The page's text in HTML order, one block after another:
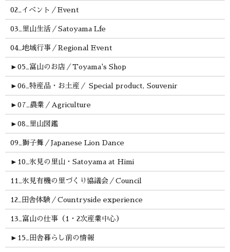
02_イベント／Event
03_里山生活／Satoyama Lfe
04_地域行事／Regional Event
► 05_富山のお店／Toyama's Shop
► 06_特産品・お土産／ Special product, Souvenir
► 07_農業／Agriculture
► 08_里山図鑑
09_獅子舞／Japanese Lion Dance
► 10_氷見の里山・Satoyama at Himi
11_氷見有機の里づくり協議会／Council
12_田舎体験／Countryside experience
13_富山の仕事（1・2次産業中心）
► 15_田舎暮らし前の情報